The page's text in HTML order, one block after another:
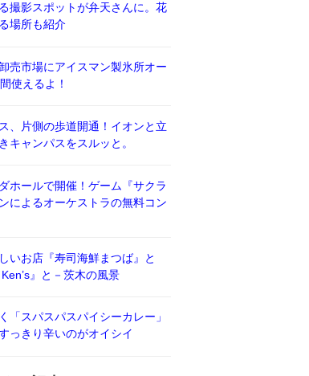
撮影スポットが弁天さんに。花
場所も紹介
売市場にアイスマン製氷所オー
使えるよ！
、片側の歩道開通！イオンと立
キャンパスをスルッと。
ホールで開催！ゲーム『サクラ
によるオーケストラの無料コン
いお店『寿司海鮮まつば』と
Ken’s』と－茨木の風景
「スパスパスパイシーカレー」
っきり辛いのがオイシイ